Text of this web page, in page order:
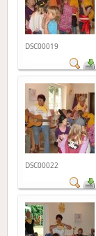
DSC00019
DSC00022